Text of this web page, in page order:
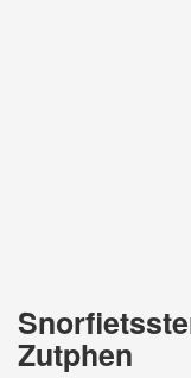
Zutphen